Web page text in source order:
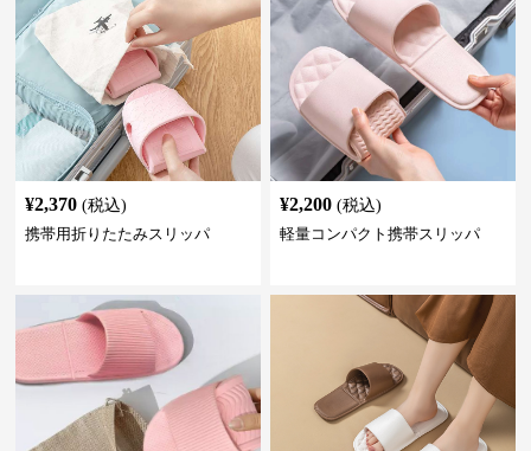
¥2,370 (税込)
携帯用折りたたみスリッパ
¥2,200 (税込)
軽量コンパクト携帯スリッパ